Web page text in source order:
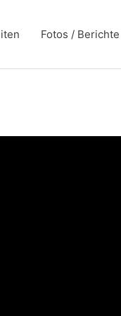
Fotos / Berichte